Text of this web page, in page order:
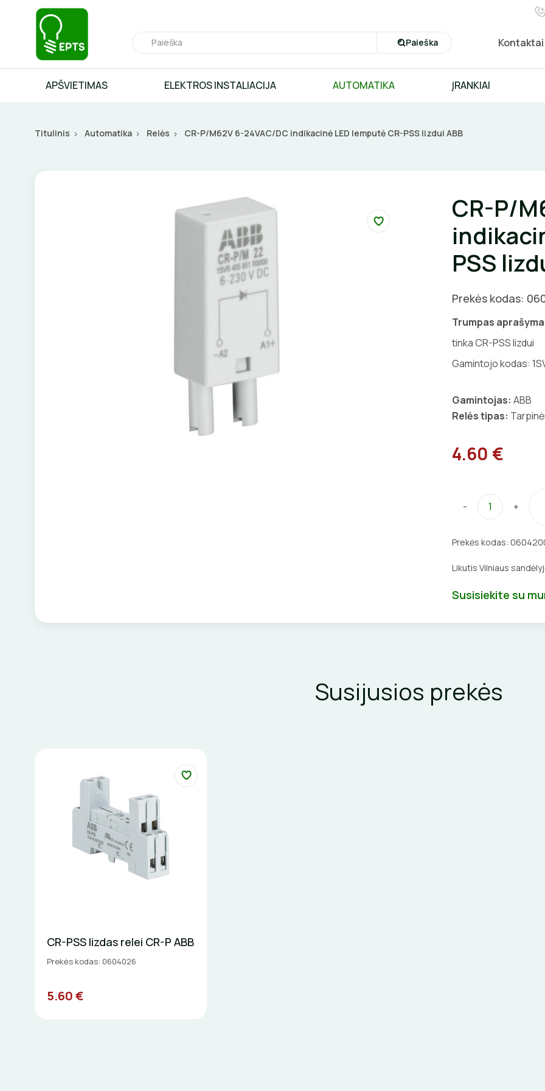
Paieška Kontaktai
APŠVIETIMAS ELEKTROS INSTALIACIJA AUTOMATIKA ĮRANKIAI
Titulinis Automatika Relės CR-P/M62V 6-24VAC/DC indikacinė LED lemputė CR-PSS lizdui ABB
CR-P/
PSS
Prekės kodas:
Trumpas
tinka CR-PSS lizdui
Gamintojo kodas:
Gamintojas: ABB
Relės tipas:
4.60 €
- +
Prekės kodas:
Likutis Vilniaus
Susisiekite su
Susijusios prekės
CR-PSS lizdas relei CR-P ABB
Prekės kodas: 0604026
5.60 €